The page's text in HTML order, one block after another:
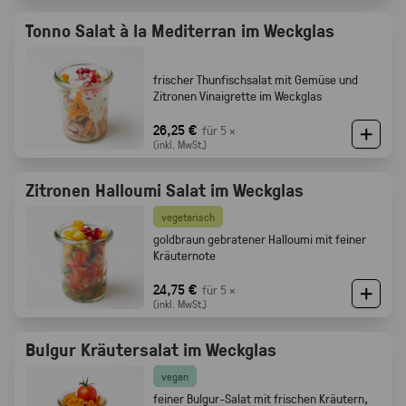
Tonno Salat à la Mediterran im Weckglas
frischer Thunfischsalat mit Gemüse und
Zitronen Vinaigrette im Weckglas
26,25 € für 5 ×
(inkl. MwSt.)
Zitronen Halloumi Salat im Weckglas
vegetarisch
goldbraun gebratener Halloumi mit feiner
Kräuternote
24,75 € für 5 ×
(inkl. MwSt.)
Bulgur Kräutersalat im Weckglas
vegan
feiner Bulgur-Salat mit frischen Kräutern,